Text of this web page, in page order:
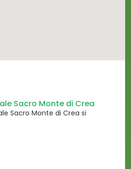
Sacro Monte di Crea
Sacro Monte di Crea si